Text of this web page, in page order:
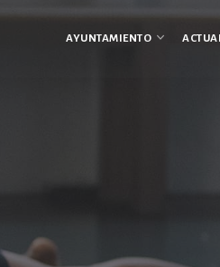
AYUNTAMIENTO